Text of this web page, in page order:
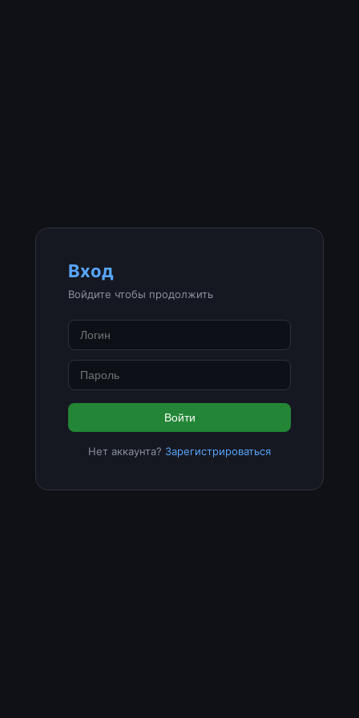
Вход
Войдите чтобы продолжить
Войти
Нет аккаунта? Зарегистрироваться